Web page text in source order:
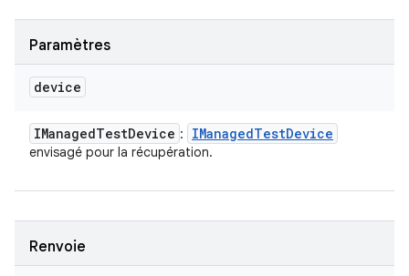
Paramètres
device
IManagedTestDevice : IManagedTestDevice
envisagé pour la récupération.
Renvoie